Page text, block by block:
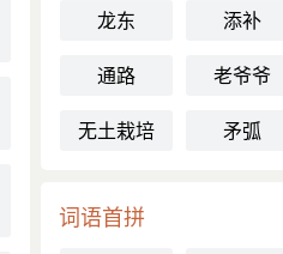
龙东
添补
通路
老爷爷
无土栽培
矛弧
词语首拼